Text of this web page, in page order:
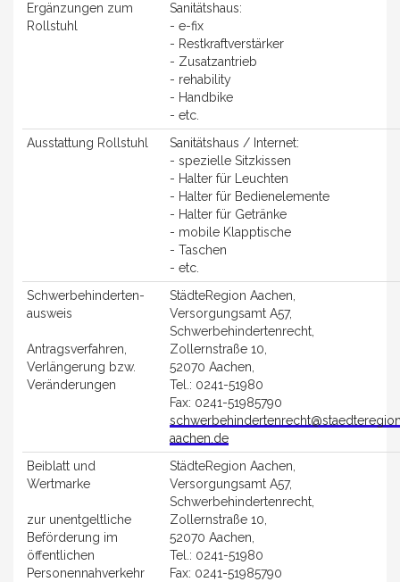
Ergänzungen zum
Rollstuhl
Sanitätshaus:
- e-fix
- Restkraftverstärker
- Zusatzantrieb
- rehability
- Handbike
- etc.
Ausstattung Rollstuhl
Sanitätshaus / Internet:
- spezielle Sitzkissen
- Halter für Leuchten
- Halter für Bedienelemente
- Halter für Getränke
- mobile Klapptische
- Taschen
- etc.
Schwerbehinderten-
ausweis
Antragsverfahren,
Verlängerung bzw.
Veränderungen
StädteRegion Aachen,
Versorgungsamt A57,
Schwerbehindertenrecht,
Zollernstraße 10,
52070 Aachen,
Tel.: 0241-51980
Fax: 0241-51985790
aachen.de
Beiblatt und
Wertmarke
zur unentgeltliche
Beförderung im
öffentlichen
Personennahverkehr
StädteRegion Aachen,
Versorgungsamt A57,
Schwerbehindertenrecht,
Zollernstraße 10,
52070 Aachen,
Tel.: 0241-51980
Fax: 0241-51985790